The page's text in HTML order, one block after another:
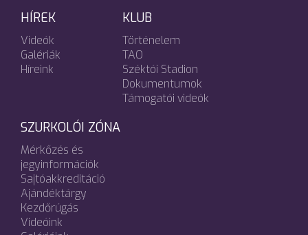
HÍREK
Videók
Galériák
Híreink
KLUB
Történelem
TAO
Széktói Stadion
Dokumentumok
Támogatói videók
SZURKOLÓI ZÓNA
Mérkőzés és
jegyinformációk
Sajtóakkreditáció
Ajándéktárgy
Kezdőrúgás
Videóink